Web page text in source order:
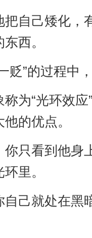
自己矮化，
西。
贬”的过程中
为“光环效
的优点。
只看到他身
里。
己就处在黑